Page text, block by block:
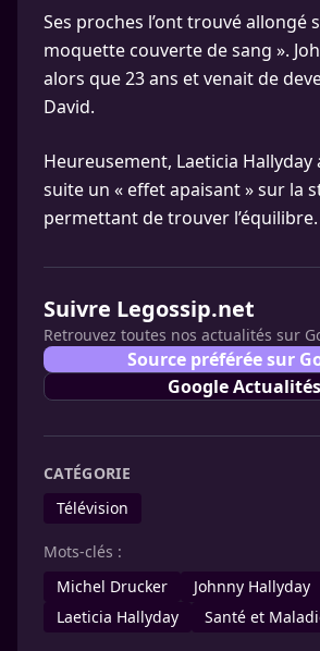
Ses proches l’ont trouvé allongé
moquette couverte de sang ».
alors que 23 ans et venait de
David.
Heureusement, Laeticia Hallyday
suite un « effet apaisant » sur la
permettant de trouver l’équilibre.
Suivre Legossip.net
Retrouvez toutes nos actualités sur
Source préférée sur
Google Actualités
CATÉGORIE
Télévision
Mots-clés :
Michel Drucker
Johnny Hallyday
Laeticia Hallyday
Santé et